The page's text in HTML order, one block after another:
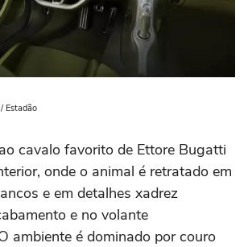
Estadão
cavalo favorito de Ettore Bugatti
onde o animal é retratado em
e em detalhes xadrez
e no volante
ambiente é dominado por couro